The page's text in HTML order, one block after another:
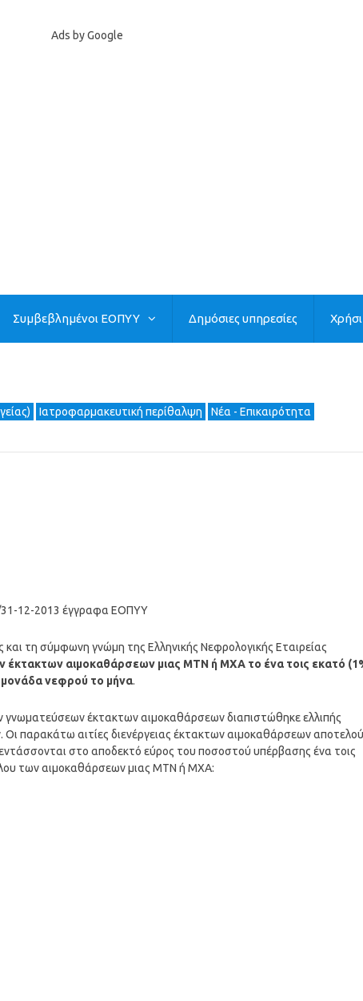
Ads by Google
Συμβεβλημένοι ΕΟΠΥΥ Δημόσιες υπηρεσίες
Ιατροφαρμακευτική περίθαλψη
Νέα - Επικαιρότητα
31-12-2013 έγγραφα ΕΟΠΥΥ
τη σύμφωνη γνώμη της Ελληνικής Νεφρολογικής Εταιρείας
έκτακτων αιμοκαθάρσεων μιας ΜΤΝ ή ΜΧΑ το ένα τοις εκατό
νεφρού το μήνα.
γνωματεύσεων έκτακτων αιμοκαθάρσεων διαπιστώθηκε ελλιπής
παρακάτω αιτίες διενέργειας έκτακτων αιμοκαθάρσεων
στο αποδεκτό εύρος του ποσοστού υπέρβασης ένα τοις
των αιμοκαθάρσεων μιας ΜΤΝ ή ΜΧΑ: